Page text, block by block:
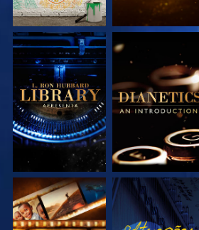
EXPLORE A SÉRIE EXPLORE A SÉRIE
EXPLORE A SÉRIE VEJA